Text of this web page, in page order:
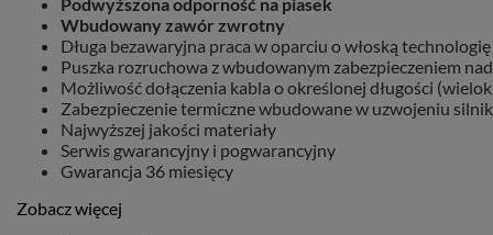
Wbudowany zawór zwrotny
Długa bezawaryjna praca w oparciu o włoską
Puszka rozruchowa z wbudowanym zabezpieczeniem
Możliwość dołączenia kabla o określonej długości
Zabezpieczenie termiczne wbudowane w uzwojeniu
Najwyższej jakości materiały
Serwis gwarancyjny i pogwarancyjny
Gwarancja 36 miesięcy
Zobacz więcej